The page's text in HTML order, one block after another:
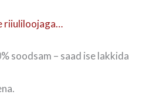
riiuliloojaga…
soodsam – saad ise lakkida